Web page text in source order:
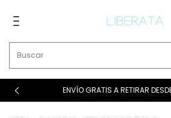
ENVÍO GRATIS A RETIRAR